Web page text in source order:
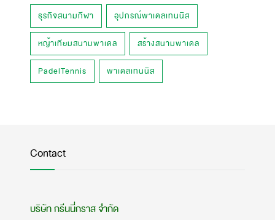
ธุรกิจสนามกีฬา อุปกรณ์พาเดลเทนนิส
หญ้าเทียมสนามพาเดล สร้างสนามพาเดล
PadelTennis พาเดลเทนนิส
Contact
บริษัท กรีนนี่กราส จำกัด